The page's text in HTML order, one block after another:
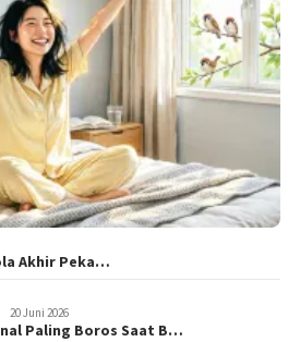
Akhir Peka…
20 Juni 2026
Paling Boros Saat B…